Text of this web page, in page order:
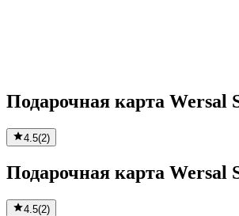
Подарочная карта Wersal
4.5(2)
Подарочная карта Wersal
4.5(2)